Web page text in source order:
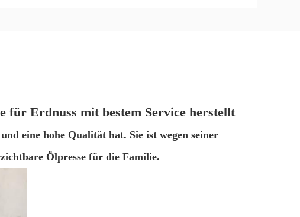
für Erdnuss mit bestem Service herstellt
eine hohe Qualität hat. Sie ist wegen seiner
Ölpresse für die Familie.